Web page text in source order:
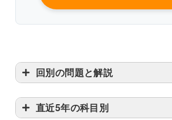
回別の問題と解説
直近5年の科目別